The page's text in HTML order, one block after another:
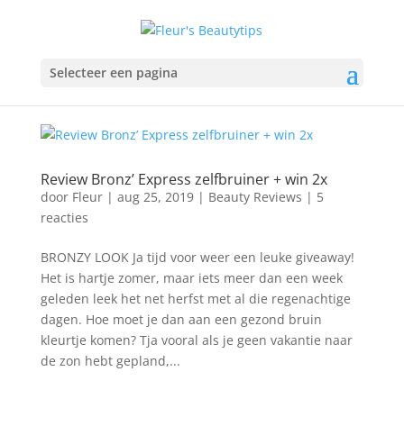
Selecteer een pagina
Review Bronz’ Express zelfbruiner + win 2x
door Fleur| aug 25, 2019| Beauty Reviews | 5
reacties
BRONZY LOOK Ja tijd voor weer een leuke giveaway!
Het is hartje zomer, maar iets meer dan een week
geleden leek het net herfst met al die regenachtige
dagen. Hoe moet je dan aan een gezond bruin
kleurtje komen? Tja vooral als je geen vakantie naar
de zon hebt gepland,...